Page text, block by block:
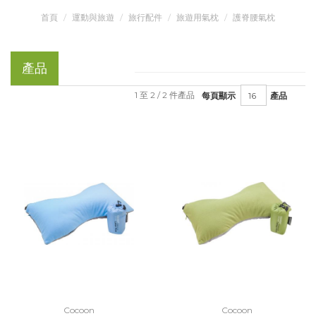
首頁 運動與旅遊 旅行配件 旅遊用氣枕 護脊腰氣枕
產品
每頁顯示 產品
1 至 2 / 2 件產品
Cocoon Cocoon